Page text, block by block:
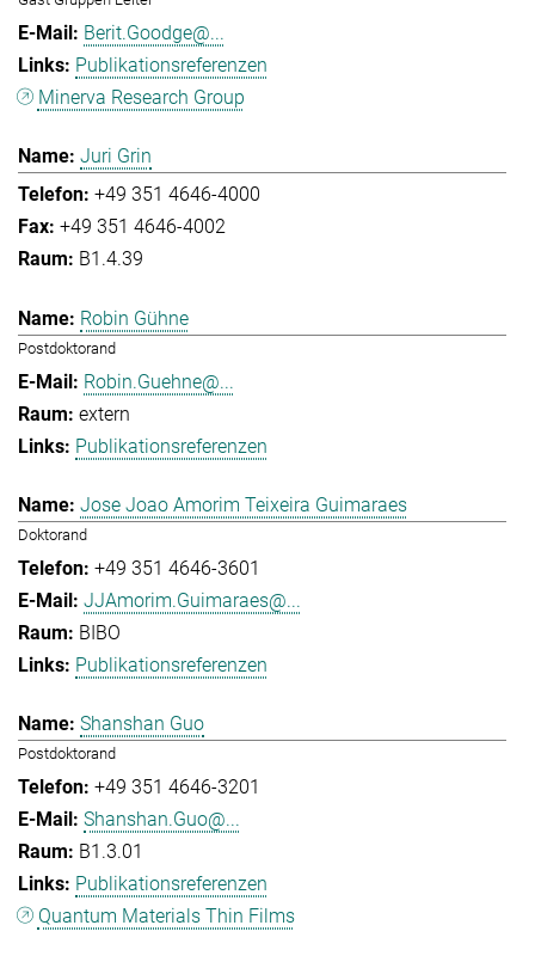
Berit.Goodge@...
Publikationsreferenzen
Minerva Research Group
Juri Grin
+49 351 4646-4000
+49 351 4646-4002
B1.4.39
Robin Gühne
Postdoktorand
Robin.Guehne@...
extern
Publikationsreferenzen
Jose Joao Amorim Teixeira Guimaraes
Doktorand
+49 351 4646-3601
JJAmorim.Guimaraes@...
BIBO
Publikationsreferenzen
Shanshan Guo
Postdoktorand
+49 351 4646-3201
Shanshan.Guo@...
B1.3.01
Publikationsreferenzen
Quantum Materials Thin Films